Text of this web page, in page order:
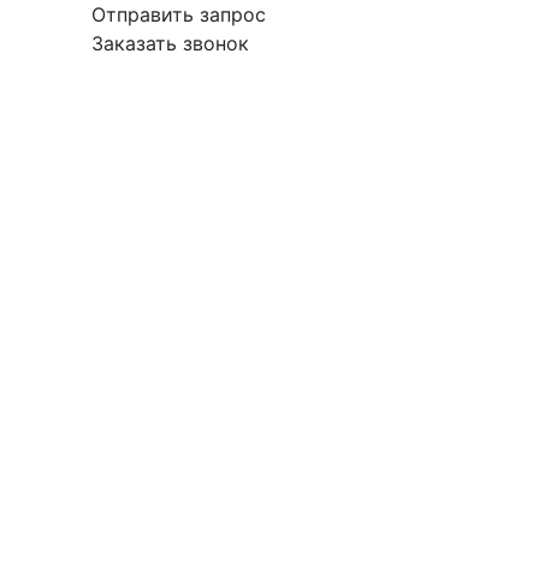
Отправить запрос
Заказать звонок